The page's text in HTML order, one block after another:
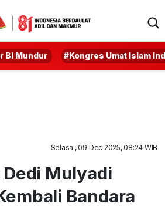
BI Mundur #Kongres Umat Islam
Selasa , 09 Dec 2025, 08:24 WIB
Mulyadi
Bandara